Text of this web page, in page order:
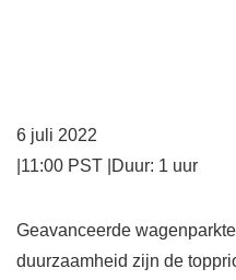
6 juli 2022
11:00 PST Duur: 1 uur
Geavanceerde
duurzaamheid zijn de